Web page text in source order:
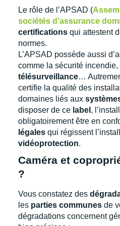
Le rôle de l’APSAD (
sociétés d’assurance
certificationsqui attestent
normes.
L’APSAD possède aussi
comme la sécurité
télésurveillance…
certifie la qualité des
domaines liés aux
disposer de ce label ,
obligatoirement être en
légalesqui régissent
vidéoprotection.
Caméra et
?
Vous constatez des
les parties communesde
dégradations concernent